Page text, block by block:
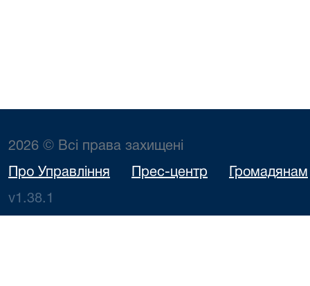
2026 © Всі права захищені
Про Управління Прес-центр Громадянам
v1.38.1